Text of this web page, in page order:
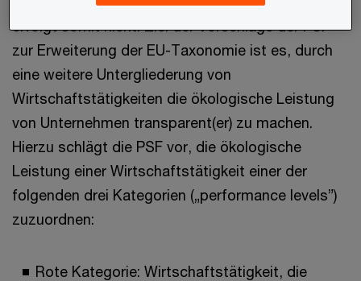
erfolgt somit nicht. Ziel der Vorschläge der PSF
zur Erweiterung der EU-Taxonomie ist es, durch
eine weitere Untergliederung von
Wirtschaftstätigkeiten die ökologische Leistung
von Unternehmen transparent(er) zu machen.
Hierzu schlägt die PSF vor, die ökologische
Leistung einer Wirtschaftstätigkeit einer der
folgenden drei Kategorien („performance levels”)
zuzuordnen:
Rote Kategorie: Wirtschaftstätigkeit, die